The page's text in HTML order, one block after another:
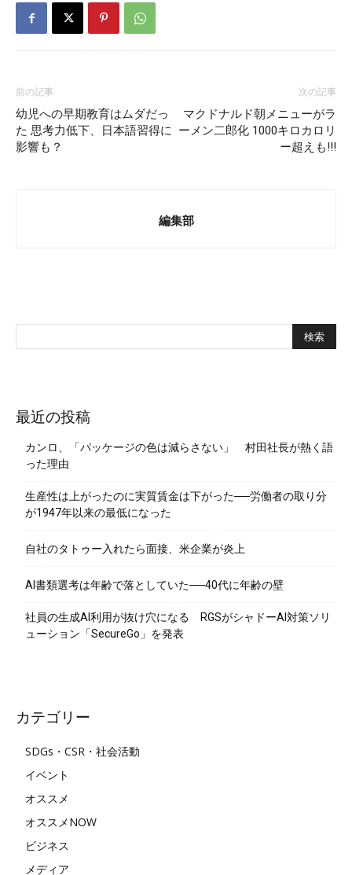
前の記事
幼児への早期教育はムダだっ
た 思考力低下、日本語習得に
影響も？
次の記事
マクドナルド朝メニューがラ
ーメン二郎化 1000キロカロリ
ー超えも!!!
編集部
最近の投稿
カンロ、「パッケージの色は減らさない」 村田社長が熱く語
った理由
生産性は上がったのに実質賃金は下がった──労働者の取り分
が1947年以来の最低になった
自社のタトゥー入れたら面接、米企業が炎上
AI書類選考は年齢で落としていた──40代に年齢の壁
社員の生成AI利用が抜け穴になる RGSがシャドーAI対策ソリ
ューション「SecureGo」を発表
カテゴリー
SDGs・CSR・社会活動
イベント
オススメ
オススメNOW
ビジネス
メディア